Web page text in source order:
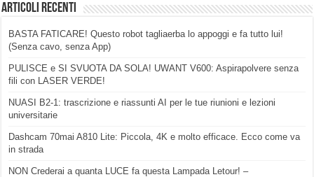
Articoli Recenti
BASTA FATICARE! Questo robot tagliaerba lo appoggi e fa tutto lui!
(Senza cavo, senza App)
PULISCE e SI SVUOTA DA SOLA! UWANT V600: Aspirapolvere senza
fili con LASER VERDE!
NUASI B2-1: trascrizione e riassunti AI per le tue riunioni e lezioni
universitarie
Dashcam 70mai A810 Lite: Piccola, 4K e molto efficace. Ecco come va
in strada
NON Crederai a quanta LUCE fa questa Lampada Letour! –